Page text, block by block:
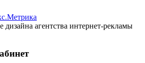
дизайна агентства интернет-рекламы